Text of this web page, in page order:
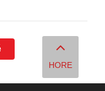
HORE